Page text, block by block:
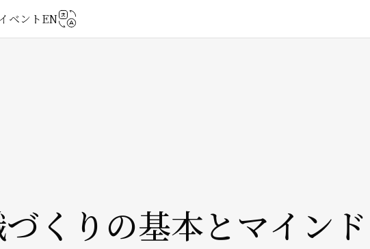
ベント
くりの基本とマインド